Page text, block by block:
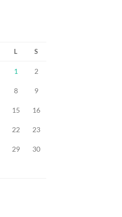
L S
1 2
8 9
15 16
22 23
29 30